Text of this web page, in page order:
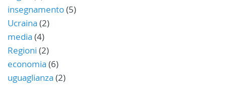
insegnamento(5)
Ucraina (2)
media (4)
Regioni (2)
economia (6)
uguaglianza (2)